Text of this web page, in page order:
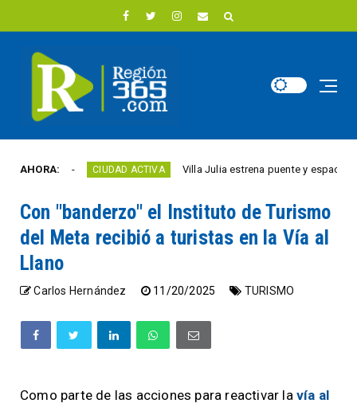
AHORA:CIUDAD ACTIVA Villa Julia estrena puente y espacios
Con "banderzo" el Instituto de Turismo
del Meta recibió a turistas en la Vía al
Llano
Carlos Hernández 11/20/2025 TURISMO
Como parte de las acciones para reactivar la vía al